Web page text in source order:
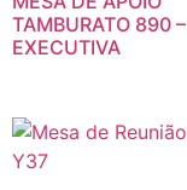
TAMBURATO 890 –
EXECUTIVA